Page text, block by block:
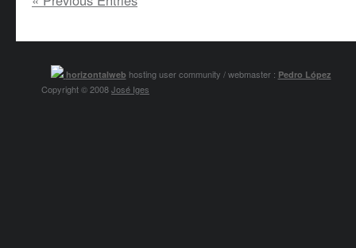
horizontalweb hosting user community / webmaster : Pedro López
Copyright © 2008José Iges